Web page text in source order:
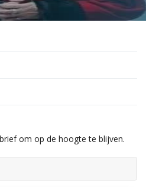
om op de hoogte te blijven.